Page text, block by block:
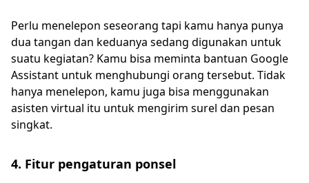
Perlu menelepon seseorang tapi kamu hanya punya
dua tangan dan keduanya sedang digunakan untuk
suatu kegiatan? Kamu bisa meminta bantuan Google
Assistant untuk menghubungi orang tersebut. Tidak
hanya menelepon, kamu juga bisa menggunakan
asisten virtual itu untuk mengirim surel dan pesan
singkat.
4. Fitur pengaturan ponsel